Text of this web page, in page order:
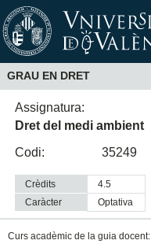
GRAU EN DRET
Assignatura:
Dret del medi ambient
Codi:
35249
Crèdits
4.5
Caràcter
optativa
Curs acadèmic de la guia docent: